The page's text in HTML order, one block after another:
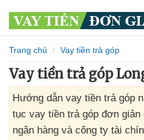
Trang chủ Vay tiền trả góp
Vay tiền trả góp
Hướng dẫn vay tiền trả góp
tục vay tiền trả góp đơn
ngân hàng và công ty tài